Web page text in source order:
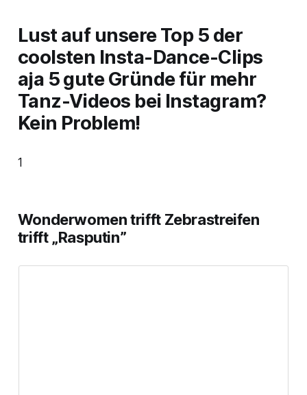
Lust auf unsere Top 5 der
coolsten Insta-Dance-Clips
aja 5 gute Gründe für mehr
Tanz-Videos bei Instagram?
Kein Problem!
1
Wonderwomen trifft Zebrastreifen
trifft „Rasputin”